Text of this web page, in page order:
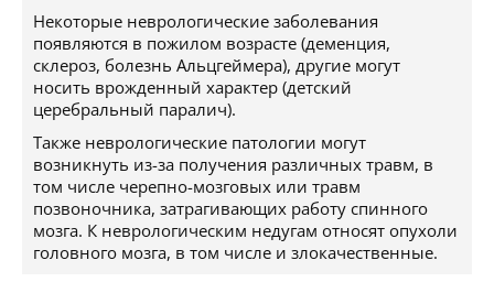
Некоторые неврологические заболевания
появляются в пожилом возрасте (деменция,
склероз, болезнь Альцгеймера), другие могут
носить врожденный характер (детский
церебральный паралич).
Также неврологические патологии могут
возникнуть из-за получения различных травм, в
том числе черепно-мозговых или травм
позвоночника, затрагивающих работу спинного
мозга. К неврологическим недугам относят опухоли
головного мозга, в том числе и злокачественные.